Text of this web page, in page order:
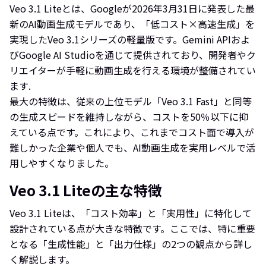
Veo 3.1 Liteとは、Googleが2026年3月31日に発表した最
新のAI動画生成モデルであり、「低コスト×高速生成」を
実現したVeo 3.1シリーズの軽量版です。Gemini APIおよ
びGoogle AI Studioを通じて提供されており、開発者やク
リエイターが手軽に動画生成を行える環境が整備されてい
ます.
最大の特徴は、従来の上位モデル「Veo 3.1 Fast」と同等
の生成スピードを維持しながら、コストを50％以下に抑
えている点です。これにより、これまでコスト面で導入が
難しかった企業や個人でも、AI動画生成を実用レベルで活
用しやすくなりました。
Veo 3.1 Liteの主な特徴
Veo 3.1 Liteは、「コスト効率」と「実用性」に特化して
設計されている点が大きな特徴です。ここでは、特に重要
となる「生成性能」と「出力仕様」の2つの観点から詳し
く解説します。